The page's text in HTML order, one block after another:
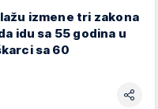
izmene tri zakona
idu sa 55 godina u
sa 60